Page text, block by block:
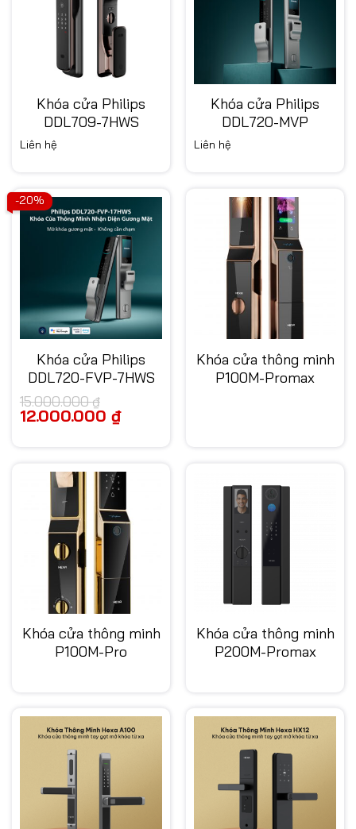
Khóa cửa Philips
DDL709-7HWS
Liên hệ
Khóa cửa Philips
DDL720-MVP
Liên hệ
-20%
Khóa cửa Philips
DDL720-FVP-7HWS
15.000.000₫
Giá
gốc
12.000.000 ₫Giá
hiện
Khóa cửa thông minh
P100M-Promax
Khóa cửa thông minh
P100M-Pro
Khóa cửa thông minh
P200M-Promax